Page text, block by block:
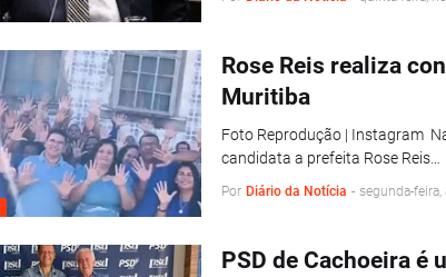
Rose Reis realiza
Muritiba
Foto Reprodução | Instagram
candidata a prefeita Rose Reis…
Por Diário da Notícia - segunda-
PSD de Cachoeira é